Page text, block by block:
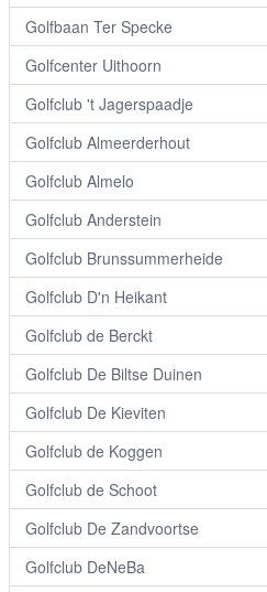
Golfbaan Ter Specke
Golfcenter Uithoorn
Golfclub 't Jagerspaadje
Golfclub Almeerderhout
Golfclub Almelo
Golfclub Anderstein
Golfclub Brunssummerheide
Golfclub D'n Heikant
Golfclub de Berckt
Golfclub De Biltse Duinen
Golfclub De Kieviten
Golfclub de Koggen
Golfclub de Schoot
Golfclub De Zandvoortse
Golfclub DeNeBa